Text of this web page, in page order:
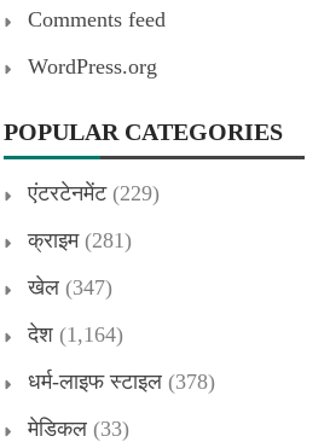
Comments feed
WordPress.org
POPULAR CATEGORIES
एंटरटेनमेंट(229)
क्राइम(281)
खेल (347)
देश (1,164)
धर्म-लाइफ स्टाइल (378)
मेडिकल (33)